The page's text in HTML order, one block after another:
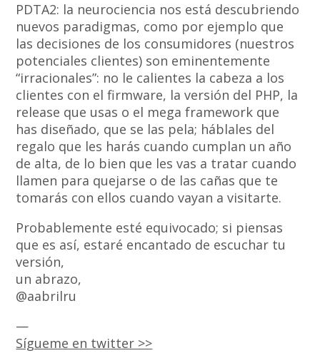
PDTA2: la neurociencia nos está descubriendo
nuevos paradigmas, como por ejemplo que
las decisiones de los consumidores (nuestros
potenciales clientes) son eminentemente
“irracionales”: no le calientes la cabeza a los
clientes con el firmware, la versión del PHP, la
release que usas o el mega framework que
has diseñado, que se las pela; háblales del
regalo que les harás cuando cumplan un año
de alta, de lo bien que les vas a tratar cuando
llamen para quejarse o de las cañas que te
tomarás con ellos cuando vayan a visitarte.
Probablemente esté equivocado; si piensas
que es así, estaré encantado de escuchar tu
versión,
un abrazo,
@aabrilru
—
Sígueme en twitter >>